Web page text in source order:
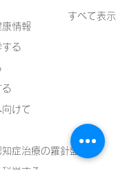
情報
る
る
けて
症治療の羅針盤
学する
すべて表示